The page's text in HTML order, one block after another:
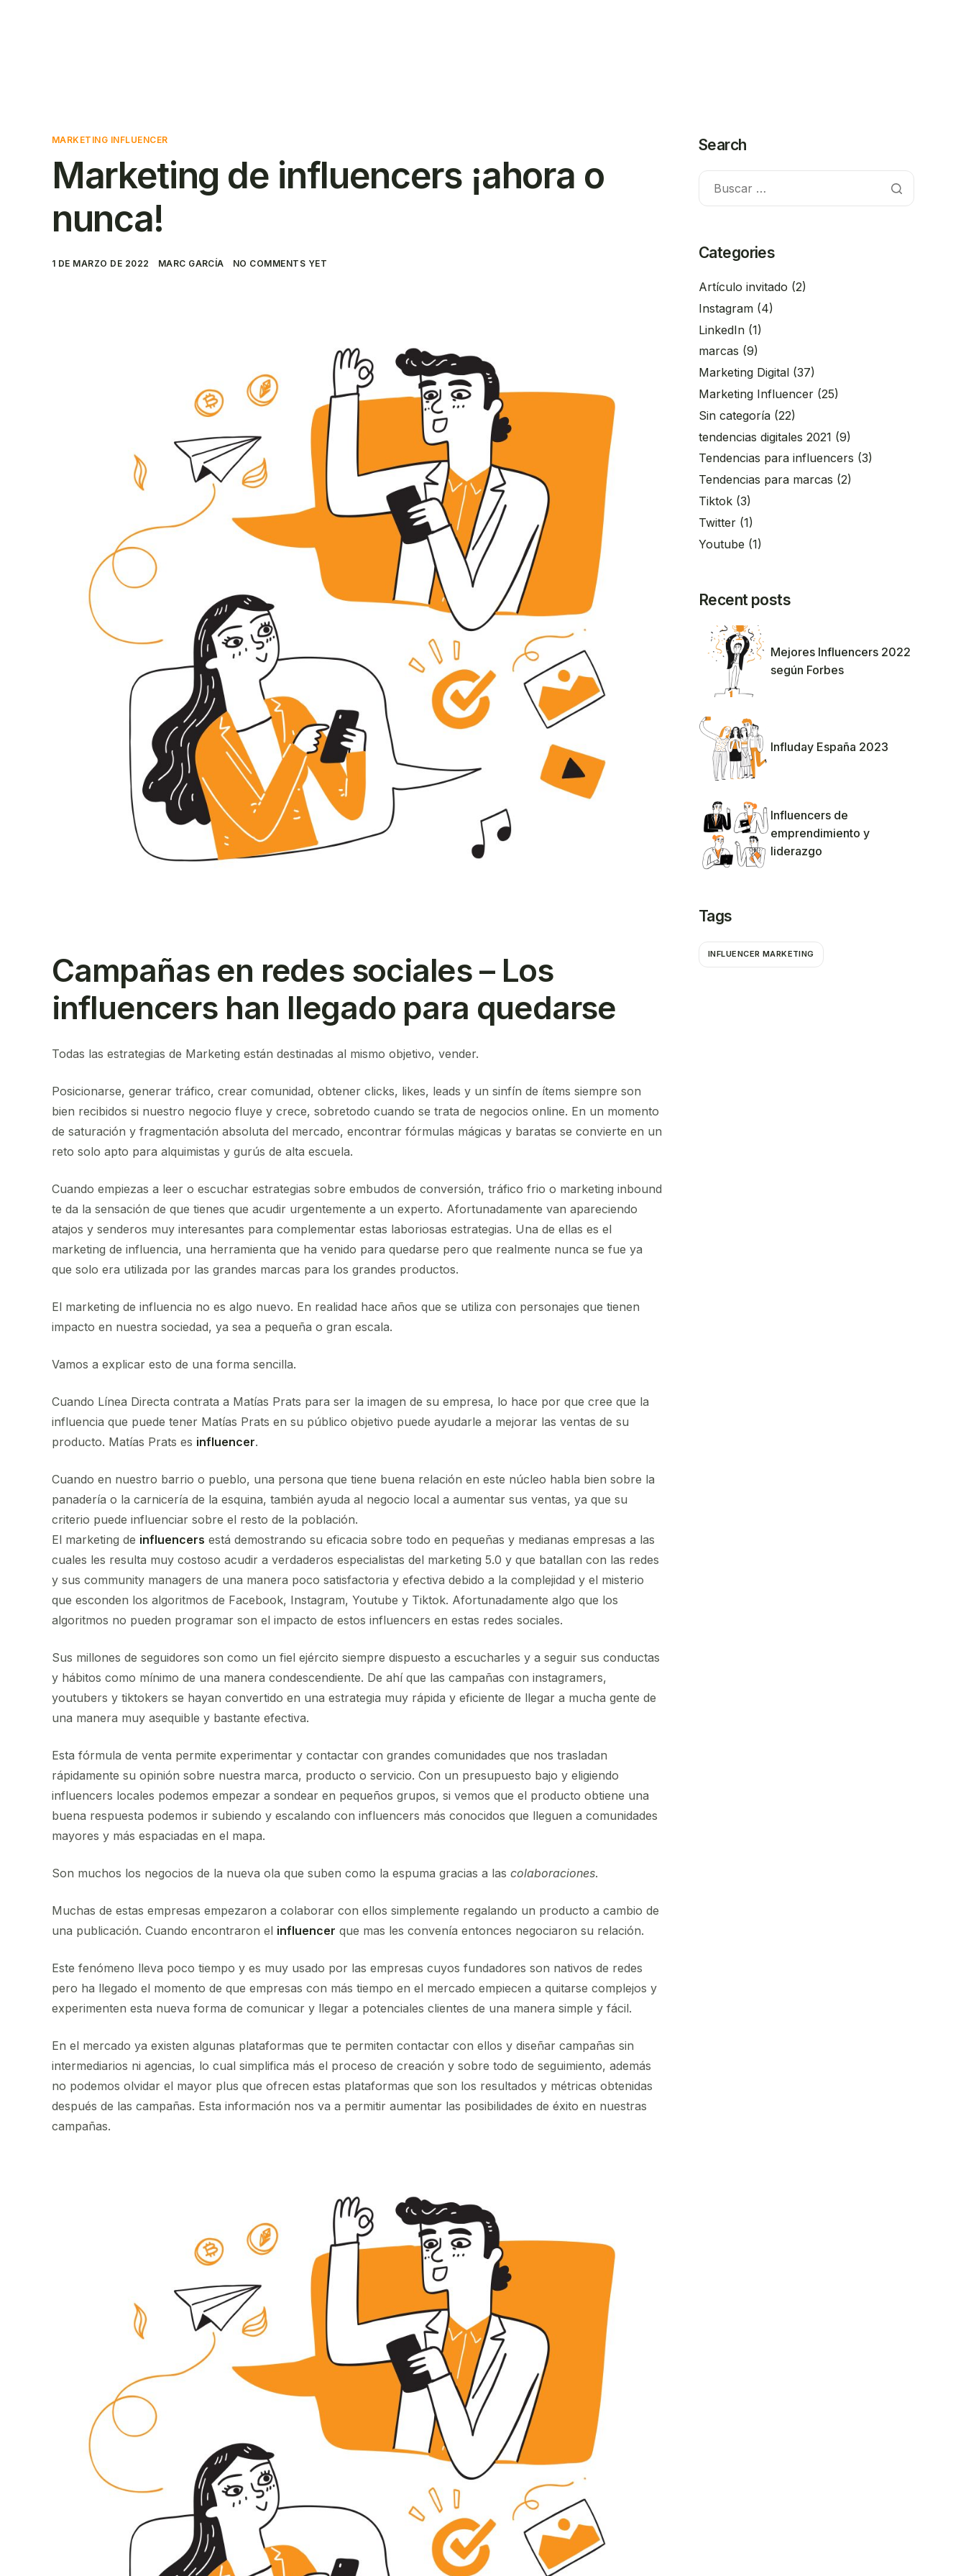
MARKETING INFLUENCER
Marketing de influencers ¡ahora o
nunca!
1 DE MARZO DE 2022 MARC GARCÍA NO COMMENTS YET
Campañas en redes sociales – Los
influencers han llegado para quedarse
Todas las estrategias de Marketing están destinadas al mismo objetivo, vender.
Posicionarse, generar tráfico, crear comunidad, obtener clicks, likes, leads y un sinfín de ítems siempre son
bien recibidos si nuestro negocio fluye y crece, sobretodo cuando se trata de negocios online. En un momento
de saturación y fragmentación absoluta del mercado, encontrar fórmulas mágicas y baratas se convierte en un
reto solo apto para alquimistas y gurús de alta escuela.
Cuando empiezas a leer o escuchar estrategias sobre embudos de conversión, tráfico frio o marketing inbound
te da la sensación de que tienes que acudir urgentemente a un experto. Afortunadamente van apareciendo
atajos y senderos muy interesantes para complementar estas laboriosas estrategias. Una de ellas es el
marketing de influencia, una herramienta que ha venido para quedarse pero que realmente nunca se fue ya
que solo era utilizada por las grandes marcas para los grandes productos.
El marketing de influencia no es algo nuevo. En realidad hace años que se utiliza con personajes que tienen
impacto en nuestra sociedad, ya sea a pequeña o gran escala.
Vamos a explicar esto de una forma sencilla.
Cuando Línea Directa contrata a Matías Prats para ser la imagen de su empresa, lo hace por que cree que la
influencia que puede tener Matías Prats en su público objetivo puede ayudarle a mejorar las ventas de su
producto. Matías Prats es influencer.
Cuando en nuestro barrio o pueblo, una persona que tiene buena relación en este núcleo habla bien sobre la
panadería o la carnicería de la esquina, también ayuda al negocio local a aumentar sus ventas, ya que su
criterio puede influenciar sobre el resto de la población.
El marketing de influencers está demostrando su eficacia sobre todo en pequeñas y medianas empresas a las
cuales les resulta muy costoso acudir a verdaderos especialistas del marketing 5.0 y que batallan con las redes
y sus community managers de una manera poco satisfactoria y efectiva debido a la complejidad y el misterio
que esconden los algoritmos de Facebook, Instagram, Youtube y Tiktok. Afortunadamente algo que los
algoritmos no pueden programar son el impacto de estos influencers en estas redes sociales.
Sus millones de seguidores son como un fiel ejército siempre dispuesto a escucharles y a seguir sus conductas
y hábitos como mínimo de una manera condescendiente. De ahí que las campañas con instagramers,
youtubers y tiktokers se hayan convertido en una estrategia muy rápida y eficiente de llegar a mucha gente de
una manera muy asequible y bastante efectiva.
Esta fórmula de venta permite experimentar y contactar con grandes comunidades que nos trasladan
rápidamente su opinión sobre nuestra marca, producto o servicio. Con un presupuesto bajo y eligiendo
influencers locales podemos empezar a sondear en pequeños grupos, si vemos que el producto obtiene una
buena respuesta podemos ir subiendo y escalando con influencers más conocidos que lleguen a comunidades
mayores y más espaciadas en el mapa.
Son muchos los negocios de la nueva ola que suben como la espuma gracias a las colaboraciones.
Muchas de estas empresas empezaron a colaborar con ellos simplemente regalando un producto a cambio de
una publicación. Cuando encontraron el influencer que mas les convenía entonces negociaron su relación.
Este fenómeno lleva poco tiempo y es muy usado por las empresas cuyos fundadores son nativos de redes
pero ha llegado el momento de que empresas con más tiempo en el mercado empiecen a quitarse complejos y
experimenten esta nueva forma de comunicar y llegar a potenciales clientes de una manera simple y fácil.
En el mercado ya existen algunas plataformas que te permiten contactar con ellos y diseñar campañas sin
intermediarios ni agencias, lo cual simplifica más el proceso de creación y sobre todo de seguimiento, además
no podemos olvidar el mayor plus que ofrecen estas plataformas que son los resultados y métricas obtenidas
después de las campañas. Esta información nos va a permitir aumentar las posibilidades de éxito en nuestras
campañas.
Search
Categories
Artículo invitado (2)
Instagram (4)
LinkedIn (1)
marcas (9)
Marketing Digital (37)
Marketing Influencer (25)
Sin categoría (22)
tendencias digitales 2021 (9)
Tendencias para influencers (3)
Tendencias para marcas (2)
Tiktok (3)
Twitter (1)
Youtube (1)
Recent posts
Mejores Influencers 2022
según Forbes
Influday España 2023
Influencers de
emprendimiento y
liderazgo
Tags
INFLUENCER MARKETING